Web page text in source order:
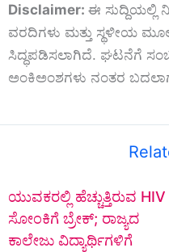
Disclaimer: ಈ ಸುದ್ದಿಯಲ್ಲಿ
ವರದಿಗಳು ಮತ್ತು ಸ್ಥಳೀಯ
ಸಿದ್ಧಪಡಿಸಲಾಗಿದೆ. ಘಟನೆಗೆ
ಅಂಕಿಅಂಶಗಳು ನಂತರ
ಯುವಕರಲ್ಲಿ ಹೆಚ್ಚುತ್ತಿರುವ HIV
ಸೋಂಕಿಗೆ ಬ್ರೇಕ್; ರಾಜ್ಯದ
ಕಾಲೇಜು ವಿದ್ಯಾರ್ಥಿಗಳಿಗೆ